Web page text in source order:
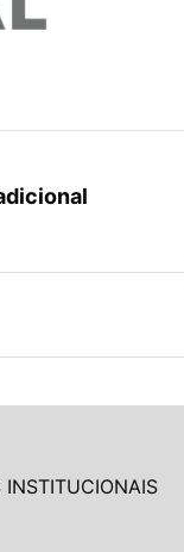
INSTITUCIONAIS